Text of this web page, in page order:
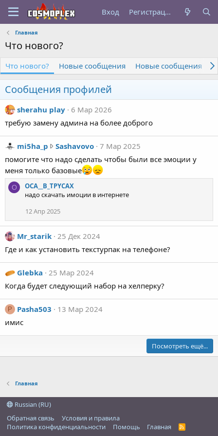
Вход Регистрация
Главная
Что нового?
Что нового? Новые сообщения Новые сообщения
Сообщения профилей
sherahu play
6 Мар 2026
требую замену админа на более доброго
mi5ha_p Sashavovo m
i
5
h
_
а
п
и
(
а
)
s
h
7 Мар 2025
помогите что надо сделать чтобы были все эмоции у
меня только базовые
O
OCA__B_TPYCAX
надо скачать имоции в интернете
12 Апр 2025
Mr_starik 25 Дек 2024
Где и как установить текстурпак на телефоне?
Glebka
25 Мар 2024
Когда будет следующий набор на хелперку?
P Pasha503
13 Мар 2024
имис
Посмотреть ещё...
Главная
Russian (RU)
Обратная связь
Условия и правила
Политика конфиденциальности
Помощь Главная
R